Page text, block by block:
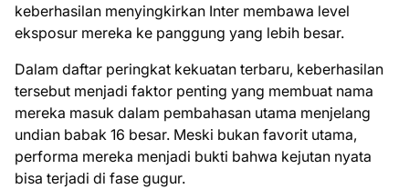
keberhasilan menyingkirkan Inter membawa level
eksposur mereka ke panggung yang lebih besar.
Dalam daftar peringkat kekuatan terbaru, keberhasilan
tersebut menjadi faktor penting yang membuat nama
mereka masuk dalam pembahasan utama menjelang
undian babak 16 besar. Meski bukan favorit utama,
performa mereka menjadi bukti bahwa kejutan nyata
bisa terjadi di fase gugur.